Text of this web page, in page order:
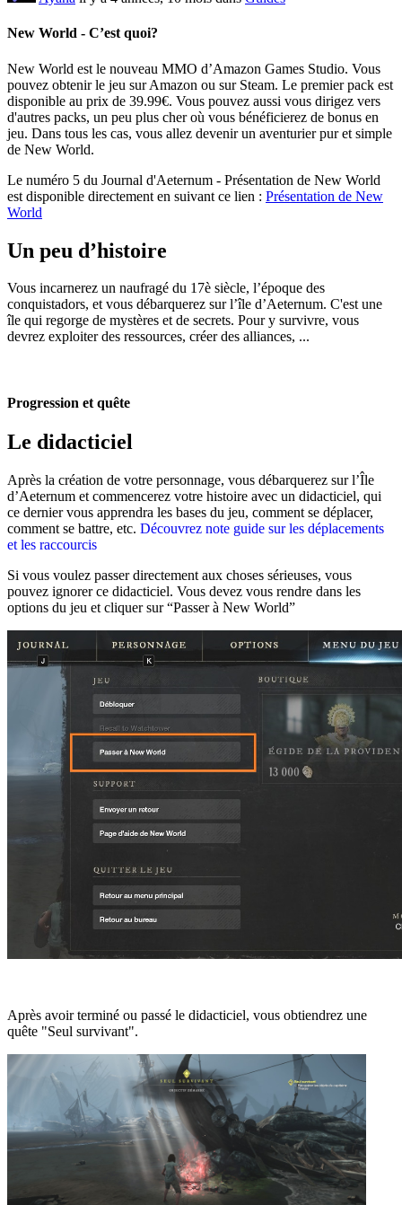
New World - C’est quoi?
New World est le nouveau MMO d’Amazon Games Studio. Vous
pouvez obtenir le jeu sur Amazon ou sur Steam. Le premier pack est
disponible au prix de 39.99€. Vous pouvez aussi vous dirigez vers
d'autres packs, un peu plus cher où vous bénéficierez de bonus en
jeu. Dans tous les cas, vous allez devenir un aventurier pur et simple
de New World.
Le numéro 5 du Journal d'Aeternum - Présentation de New World
est disponible directement en suivant ce lien : Présentation de New
World
Un peu d’histoire
Vous incarnerez un naufragé du 17è siècle, l’époque des
conquistadors, et vous débarquerez sur l’île d’Aeternum. C'est une
île qui regorge de mystères et de secrets. Pour y survivre, vous
devrez exploiter des ressources, créer des alliances, ...
Progression et quête
Le didacticiel
Après la création de votre personnage, vous débarquerez sur l’Île
d’Aeternum et commencerez votre histoire avec un didacticiel, qui
ce dernier vous apprendra les bases du jeu, comment se déplacer,
comment se battre, etc. Découvrez note guide sur les déplacements
et les raccourcis
Si vous voulez passer directement aux choses sérieuses, vous
pouvez ignorer ce didacticiel. Vous devez vous rendre dans les
options du jeu et cliquer sur “Passer à New World”
Après avoir terminé ou passé le didacticiel, vous obtiendrez une
quête "Seul survivant".